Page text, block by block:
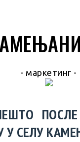
- маркетинг -
ПОСЛЕ
У СЕЛУ